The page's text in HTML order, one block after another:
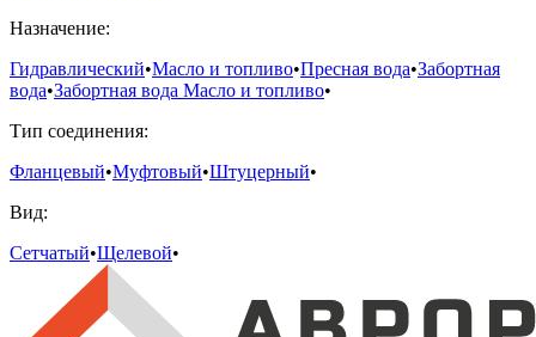
Назначение:
Гидравлический•Масло и топливо•Пресная вода•Забортная
вода•Забортная вода Масло и топливо•
Тип соединения:
Фланцевый•Муфтовый•Штуцерный•
Вид:
Сетчатый•Щелевой•